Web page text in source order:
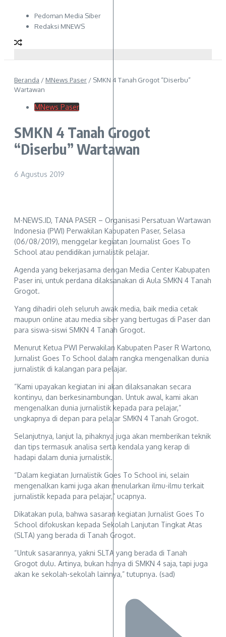
Pedoman Media Siber
Redaksi MNEWS
Beranda / MNews Paser / SMKN 4 Tanah Grogot “Diserbu”
Wartawan
MNews Paser
SMKN 4 Tanah Grogot
“Diserbu” Wartawan
6 Agustus 2019
M-NEWS.ID, TANA PASER – Organisasi Persatuan Wartawan
Indonesia (PWI) Perwakilan Kabupaten Paser, Selasa
(06/08/2019), menggelar kegiatan Journalist Goes To
School atau pendidikan jurnalistik pelajar.
Agenda yang bekerjasama dengan Media Center Kabupaten
Paser ini, untuk perdana dilaksanakan di Aula SMKN 4 Tanah
Grogot.
Yang dihadiri oleh seluruh awak media, baik media cetak
maupun online atau media siber yang bertugas di Paser dan
para siswa-siswi SMKN 4 Tanah Grogot.
Menurut Ketua PWI Perwakilan Kabupaten Paser R Wartono,
Jurnalist Goes To School dalam rangka mengenalkan dunia
jurnalistik di kalangan para pelajar.
“Kami upayakan kegiatan ini akan dilaksanakan secara
kontinyu, dan berkesinambungan. Untuk awal, kami akan
mengenalkan dunia jurnalistik kepada para pelajar,”
ungkapnya di depan para pelajar SMKN 4 Tanah Grogot.
Selanjutnya, lanjut Ia, pihaknya juga akan memberikan teknik
dan tips termasuk analisa serta kendala yang kerap di
hadapi dalam dunia jurnalistik.
“Dalam kegiatan Jurnalistik Goes To School ini, selain
mengenalkan kami juga akan menularkan ilmu-ilmu terkait
jurnalistik kepada para pelajar,” ucapnya.
Dikatakan pula, bahwa sasaran kegiatan Jurnalist Goes To
School difokuskan kepada Sekolah Lanjutan Tingkat Atas
(SLTA) yang berada di Tanah Grogot.
“Untuk sasarannya, yakni SLTA yang berada di Tanah
Grogot dulu. Artinya, bukan hanya di SMKN 4 saja, tapi juga
akan ke sekolah-sekolah lainnya,” tutupnya. (sad)